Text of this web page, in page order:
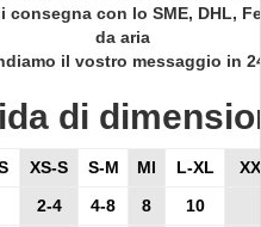
con lo SME, DHL,
da aria
il vostro messaggio in
di
XS-S S-M Ml L-XL
2-4 4-8 8
10